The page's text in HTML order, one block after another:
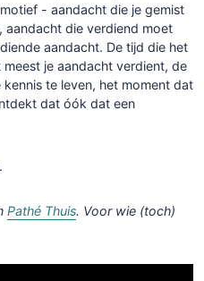
- aandacht die je gemist
aandacht die verdiend moet
aandacht. De tijd die het
je aandacht verdient, de
te leven, het moment dat
dat óók dat een
Pathé Thuis. Voor wie (toch)